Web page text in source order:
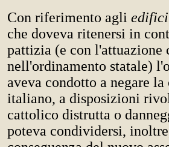
Con riferimento agli
che doveva ritenersi in
pattizia (e con l'attuazione
nell'ordinamento statale)
aveva condotto a negare
italiano, a disposizioni
cattolico distrutta o
poteva condividersi,